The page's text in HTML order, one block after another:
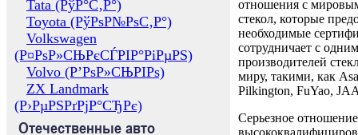
Tata (РўР°С‚Р°)
Toyota (РўРѕР№РѕС‚Р°)
Volkswagen
(Р¤РѕР»СЊРєСЃРІР°РіРµРЅ)
Volvo (Р’РѕР»СЊРІРѕ)
ZX Landmark
(Р›РµРЅРґРјР°СЂРє)
Отечественные авто
отношения с
стекол, которые
необходимые
сотрудничает с
производителей
миру, такими, как
Pilkington, FuYao,
Серьезное отношение